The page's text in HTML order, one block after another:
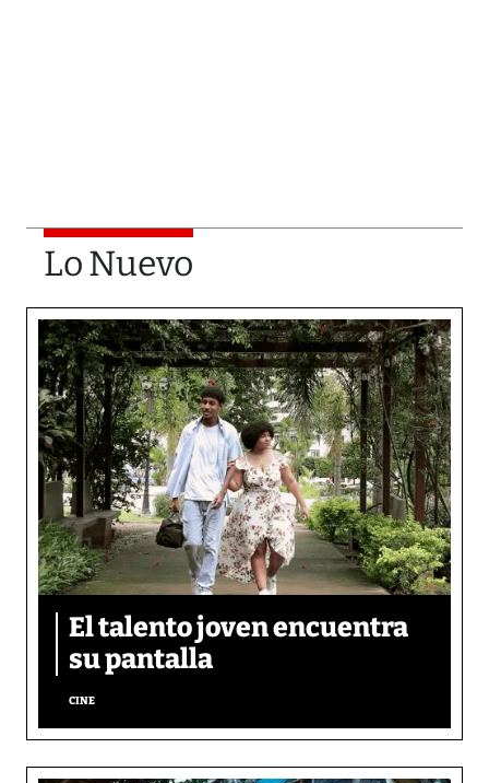
Lo Nuevo
El talento joven encuentra
su pantalla​
CINE